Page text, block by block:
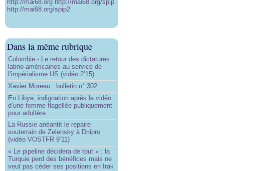
http://mai68.org http://mai68.org/spip
http://mai68.org/spip2
Dans la même rubrique
Colombie - Le retour des dictatures
latino-américaines au service de
l’impérialisme US (vidéo 2’15)
Xavier Moreau : bulletin n° 302
En Libye, indignation après la vidéo
d’une femme flagellée publiquement
pour adultère
La Russie anéantit le repaire
souterrain de Zelensky à Dnipro
(vidéo VOSTFR 9’11)
« Le pipeline décidera de tout » : la
Turquie perd des bénéfices mais ne
veut pas céder ses positions en Irak